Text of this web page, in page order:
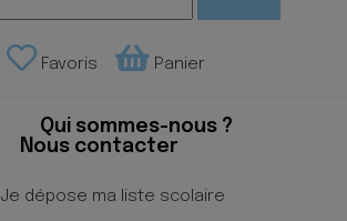
Favoris Panier
Qui sommes-nous ?
Nous contacter
Je dépose ma liste scolaire